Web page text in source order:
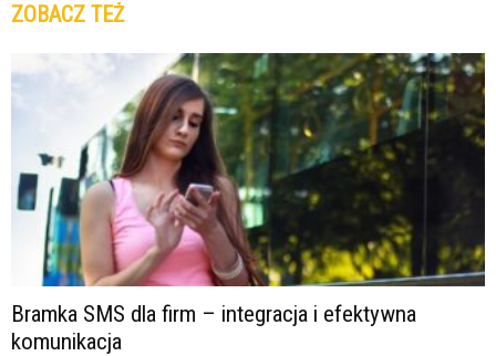
ZOBACZ TEŻ
Bramka SMS dla firm – integracja i efektywna
komunikacja